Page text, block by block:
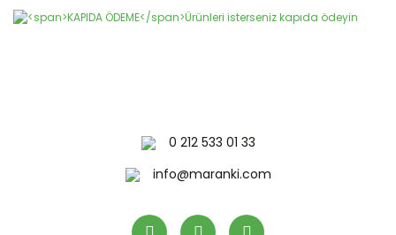
0 212 533 01 33
info@maranki.com